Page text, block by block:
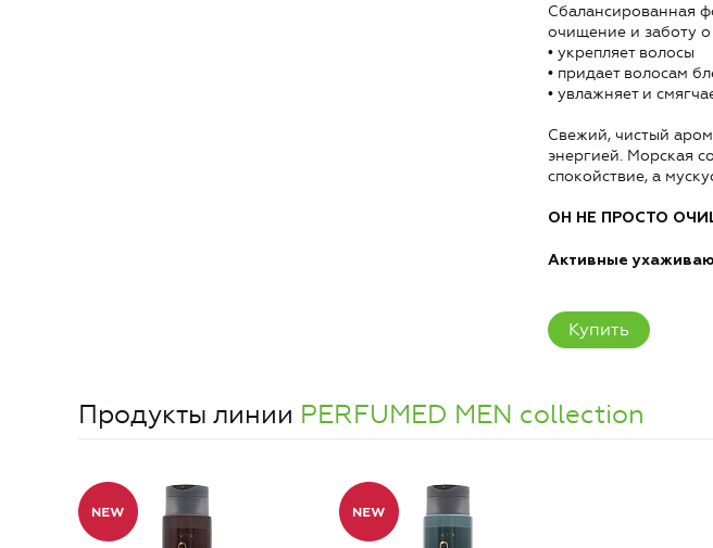
Сбалансированная
очищение и заботу
• укрепляет волосы
• придает волосам
• увлажняет и
Свежий, чистый
энергией. Морская
спокойствие, а
ОН НЕ ПРОСТО
Активные
Купить
Продукты линии PERFUMED MEN collection